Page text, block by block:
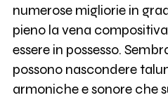
numerose migliorie in
pieno la vena
essere in possesso.
possono nascondere
armoniche e sonore che